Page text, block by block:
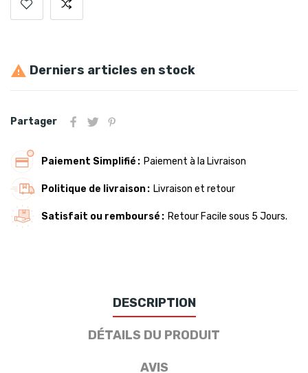
 Derniers articles en stock
Partager
Paiement Simplifié Paiement à la Livraison
Politique de livraison Livraison et retour
Satisfait ou remboursé Retour Facile sous 5 Jours.
DESCRIPTION
DÉTAILS DU PRODUIT
AVIS